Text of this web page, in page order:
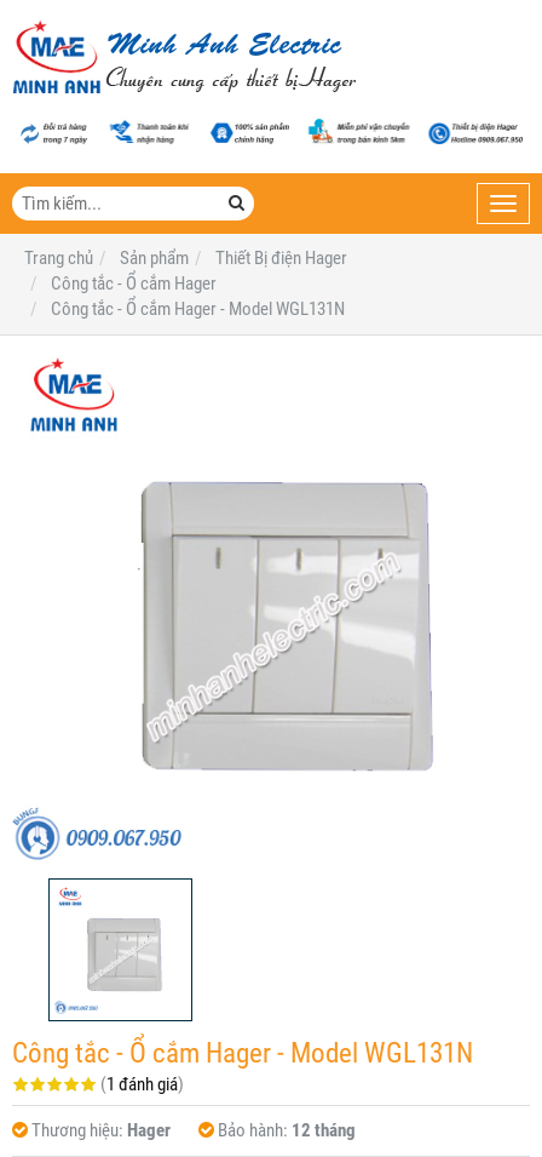
Trang chủ
Sản phẩm
Thiết Bị điện Hager
Công tắc - Ổ cắm Hager
Công tắc - Ổ cắm Hager - Model WGL131N
Công tắc - Ổ cắm Hager - Model WGL131N
(1 đánh giá)
Thương hiệu: Hager Bảo hành: 12 tháng